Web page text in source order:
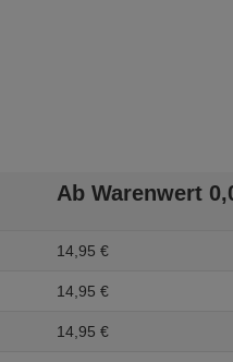
Ab Warenwert 0,
14, 95 €
14, 95 €
14, 95 €